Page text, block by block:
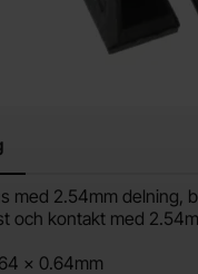
med 2.54mm delning,
och kontakt med
x 0.64mm